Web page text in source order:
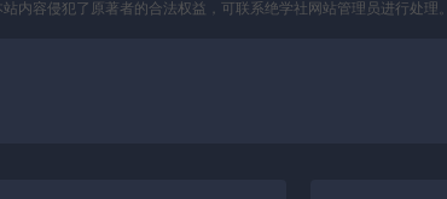
内容侵犯了原著者的合法权益，可联系绝学社网站管理员进行处理。